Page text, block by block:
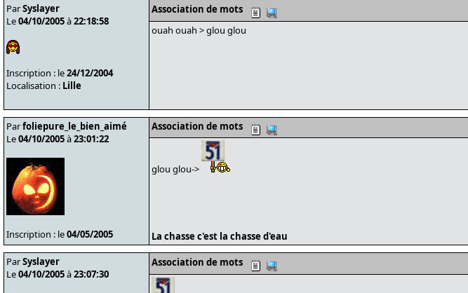
ParSyslayer
Le04/10/2005à22:18:58
Inscription : le24/12/2004
Localisation : Lille
Association de mots
ouah ouah > glou glou
Parfoliepure_le_bien_aimé
Le04/10/2005à23:01:22
Inscription : le04/05/2005
Association de mots
glou glou->
La chasse c'est la chasse d'eau
ParSyslayer
Le04/10/2005à23:07:30
Association de mots